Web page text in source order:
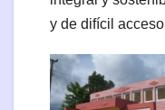
y de difícil